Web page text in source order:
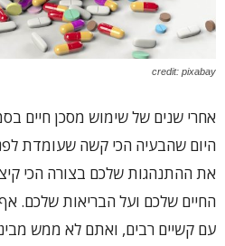
credit: pixabay
‏אחרי שנים של שימוש מסכן חיים
היום שהבעיה הכי קשה שעומדת
‏את ההתנהגות שלכם בצורה הכי
החיים שלכם ועל הבריאות שלכם.
עם קשיים רבים, ואתם לא ממש